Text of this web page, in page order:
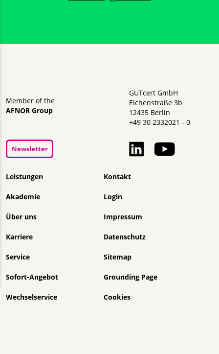
Member of the
AFNOR Group
GUTcert GmbH
Eichenstraße 3b
12435 Berlin
+49 30 2332021 - 0
Navigation überspringen
Leistungen
Akademie
Über uns
Karriere
Service
Sofort-Angebot
Wechselservice
Kontakt
Login
Impressum
Datenschutz
Sitemap
Grounding Page
Cookies
Newsletter